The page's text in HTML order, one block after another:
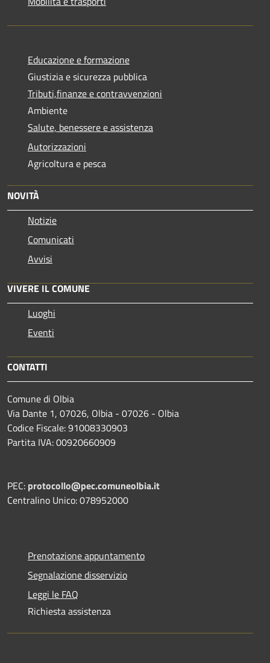
Educazione e formazione
Giustizia e sicurezza pubblica
Tributi,finanze e contravvenzioni
Ambiente
Salute, benessere e assistenza
Autorizzazioni
Agricoltura e pesca
NOVITÀ
Notizie
Comunicati
Avvisi
VIVERE IL COMUNE
Luoghi
Eventi
CONTATTI
Comune di Olbia
Via Dante 1, 07026, Olbia - 07026 - Olbia
Codice Fiscale: 91008330903
Partita IVA: 00920660909
PEC: protocollo@pec.comuneolbia.it
Centralino Unico: 078952000
Prenotazione appuntamento
Segnalazione disservizio
Leggi le FAQ
Richiesta assistenza